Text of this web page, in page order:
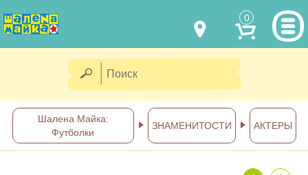
0
(067) 011 0404
shalena@mayka.dp.ua
НАШИ РАБОТЫ
КАК КУПИТЬ
Шалена Майка:
Футболки
ЗНАМЕНИТОСТИ АКТЕРЫ